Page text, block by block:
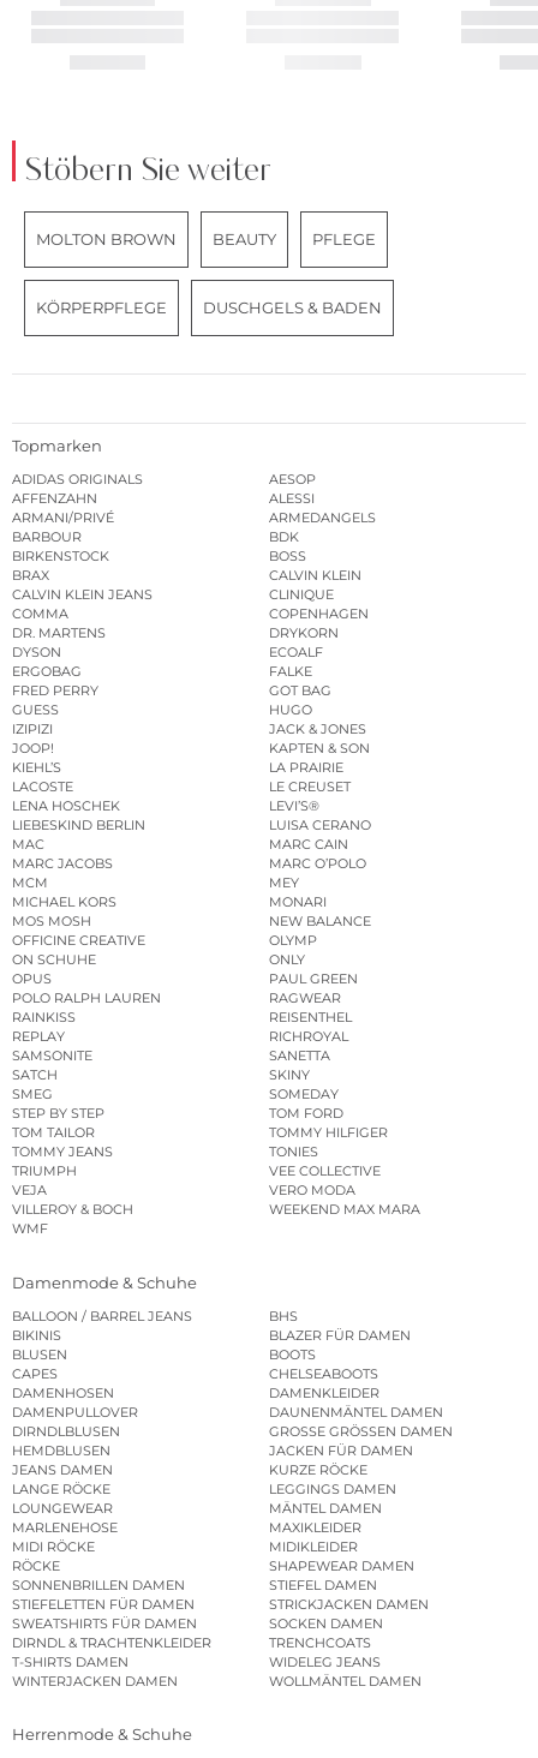
Stöbern Sie weiter
MOLTON BROWN BEAUTY PFLEGE
KÖRPERPFLEGE DUSCHGELS & BADEN
Topmarken
ADIDAS ORIGINALS
AESOP
AFFENZAHN
ALESSI
ARMANI/PRIVÉ
ARMEDANGELS
BARBOUR
BDK
BIRKENSTOCK
BOSS
BRAX
CALVIN KLEIN
CALVIN KLEIN JEANS
CLINIQUE
COMMA
COPENHAGEN
DR. MARTENS
DRYKORN
DYSON
ECOALF
ERGOBAG
FALKE
FRED PERRY
GOT BAG
GUESS
HUGO
IZIPIZI
JACK & JONES
JOOP!
KAPTEN & SON
KIEHL’S
LA PRAIRIE
LACOSTE
LE CREUSET
LENA HOSCHEK
LEVI’S®
LIEBESKIND BERLIN
LUISA CERANO
MAC
MARC CAIN
MARC JACOBS
MARC O’POLO
MCM
MEY
MICHAEL KORS
MONARI
MOS MOSH
NEW BALANCE
OFFICINE CREATIVE
OLYMP
ON SCHUHE
ONLY
OPUS
PAUL GREEN
POLO RALPH LAUREN
RAGWEAR
RAINKISS
REISENTHEL
REPLAY
RICHROYAL
SAMSONITE
SANETTA
SATCH
SKINY
SMEG
SOMEDAY
STEP BY STEP
TOM FORD
TOM TAILOR
TOMMY HILFIGER
TOMMY JEANS
TONIES
TRIUMPH
VEE COLLECTIVE
VEJA
VERO MODA
VILLEROY & BOCH
WEEKEND MAX MARA
WMF
Damenmode & Schuhe
BALLOON / BARREL JEANS
BHS
BIKINIS
BLAZER FÜR DAMEN
BLUSEN
BOOTS
CAPES
CHELSEABOOTS
DAMENHOSEN
DAMENKLEIDER
DAMENPULLOVER
DAUNENMÄNTEL DAMEN
DIRNDLBLUSEN
GROSSE GRÖSSEN DAMEN
HEMDBLUSEN
JACKEN FÜR DAMEN
JEANS DAMEN
KURZE RÖCKE
LANGE RÖCKE
LEGGINGS DAMEN
LOUNGEWEAR
MÄNTEL DAMEN
MARLENEHOSE
MAXIKLEIDER
MIDI RÖCKE
MIDIKLEIDER
RÖCKE
SHAPEWEAR DAMEN
SONNENBRILLEN DAMEN
STIEFEL DAMEN
STIEFELETTEN FÜR DAMEN
STRICKJACKEN DAMEN
SWEATSHIRTS FÜR DAMEN
SOCKEN DAMEN
DIRNDL & TRACHTENKLEIDER
TRENCHCOATS
T-SHIRTS DAMEN
WIDELEG JEANS
WINTERJACKEN DAMEN
WOLLMÄNTEL DAMEN
Herrenmode & Schuhe